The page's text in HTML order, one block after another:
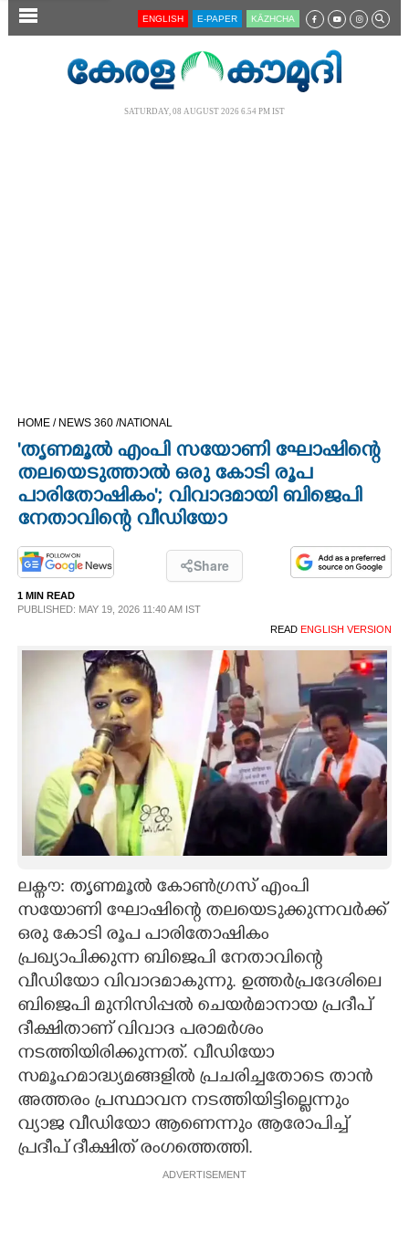
SECTIONS
CINEMA
OPINION
ASTRO
CARTOONS
LITERATURE
ZOOM
CONTACT US
ENGLISH E-PAPER KĀZHCHA
SATURDAY, 08 AUGUST 2026 6.54 PM IST
HOME / NEWS 360 /NATIONAL
'തൃണമൂല്‍ എംപി സയോണി ഘോഷിന്റെ
തലയെടുത്താൽ ഒരു കോടി രൂപ
പാരിതോഷികം'; വിവാദമായി ബിജെപി
നേതാവിന്റെ വീഡിയോ
Share
1 MIN READ
PUBLISHED: MAY 19, 2026 11:40 AM IST
READ ENGLISH VERSION
ലക്നൗ: തൃണമൂൽ കോൺഗ്രസ് എംപി
സയോണി ഘോഷിന്റെ തലയെടുക്കുന്നവർക്ക്
ഒരു കോടി രൂപ പാരിതോഷികം
പ്രഖ്യാപിക്കുന്ന ബിജെപി നേതാവിന്റെ
വീഡിയോ വിവാദമാകുന്നു. ഉത്തർപ്രദേശിലെ
ബിജെപി മുനിസിപ്പൽ ചെയർമാനായ പ്രദീപ്
ദീക്ഷിതാണ് വിവാദ പരാമ‌ർശം
നടത്തിയിരിക്കുന്നത്. വീഡിയോ
സമൂഹമാദ്ധ്യമങ്ങളിൽ പ്രചരിച്ചതോടെ താൻ
അത്തരം പ്രസ്ഥാവന നടത്തിയിട്ടില്ലെന്നും
വ്യാജ വീഡിയോ ആണെന്നും ആരോപിച്ച്
പ്രദീപ് ദീക്ഷിത് രംഗത്തെത്തി.
ADVERTISEMENT